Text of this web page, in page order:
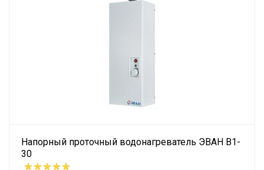
Напорный проточный водонагреватель ЭВАН В1-
30